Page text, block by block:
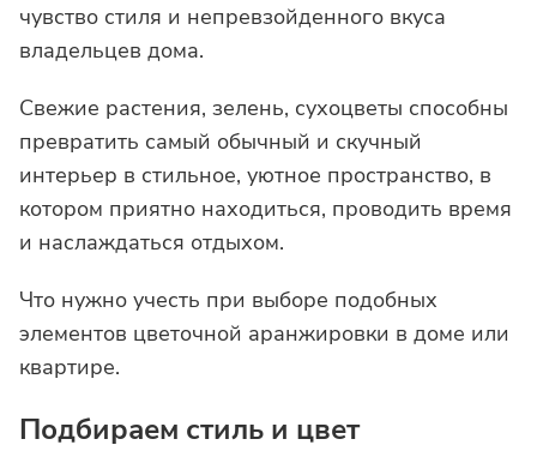
чувство стиля и непревзойденного вкуса
владельцев дома.
Свежие растения, зелень, сухоцветы способны
превратить самый обычный и скучный
интерьер в стильное, уютное пространство, в
котором приятно находиться, проводить время
и наслаждаться отдыхом.
Что нужно учесть при выборе подобных
элементов цветочной аранжировки в доме или
квартире.
Подбираем стиль и цвет